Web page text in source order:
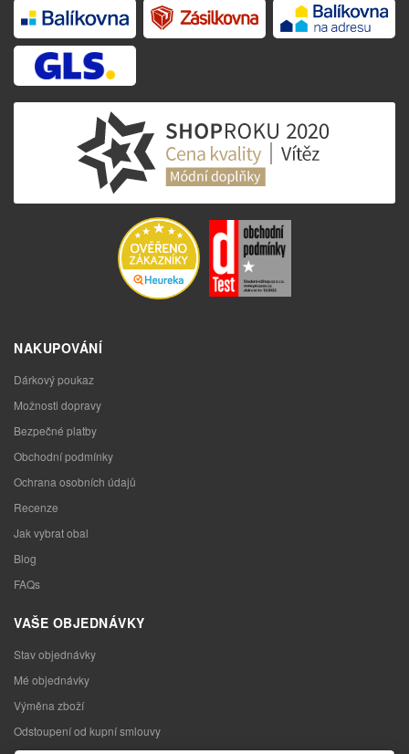
NAKUPOVÁNÍ
Dárkový poukaz
Možnosti dopravy
Bezpečné platby
Obchodní podmínky
Ochrana osobních údajů
Recenze
Jak vybrat obal
Blog
FAQs
VAŠE OBJEDNÁVKY
Stav objednávky
Mé objednávky
Výměna zboží
Odstoupení od kupní smlouvy